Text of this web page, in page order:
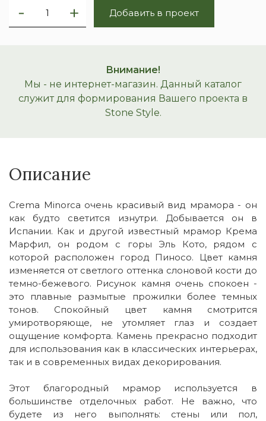
Добавить в проект
Внимание!
Мы - не интернет-магазин. Данный каталог
служит для формирования Вашего проекта в
Stone Style.
Описание
Crema Minorca очень красивый вид мрамора - он
как будто светится изнутри. Добывается он в
Испании. Как и другой известный мрамор Крема
Марфил, он родом с горы Эль Кото, рядом с
которой расположен город Пиносо. Цвет камня
изменяется от светлого оттенка слоновой кости до
темно-бежевого. Рисунок камня очень спокоен -
это плавные размытые прожилки более темных
тонов. Спокойный цвет камня смотрится
умиротворяюще, не утомляет глаз и создает
ощущение комфорта. Камень прекрасно подходит
для использования как в классических интерьерах,
так и в современных видах декорирования.
Этот благородный мрамор используется в
большинстве отделочных работ. Не важно, что
будете из него выполнять: стены или пол,